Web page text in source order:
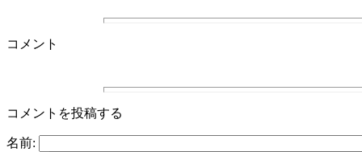
コメント
コメントを投稿する
名前: